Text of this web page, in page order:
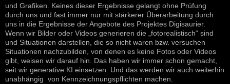
und Grafiken. Keines dieser Ergebnisse gelangt ohne Prüfung
durch uns und fast immer nur mit stärkerer Überarbeitung durch
uns in die Ergebnisse der Angebote des Projektes Digisaurier.
Wenn wir Bilder oder Videos generieren die „fotorealistisch“ sind
und Situationen darstellen, die so nicht waren bzw. versuchen
Situationen nachzubilden, von denen es keine Fotos oder Videos
gibt, weisen wir darauf hin. Das haben wir immer schon gemacht,
seit wir generative KI einsetzen. Und das werden wir auch weiterhin
unabhängig von Kennzeichnungspflichten machen.